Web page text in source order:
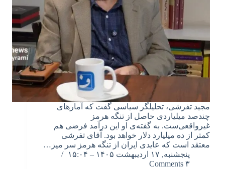
مجید تفرشی، تحلیلگر سیاسی گفت که آمارهای
چندصد میلیاردی حاصل از تنگه هرمز
غیرواقعی‌ست. به گفته‌ی او این درآمد فرضی هم
کمتر از ده میلیارد دلار خواهد بود. آقای تفرشی
معتقد است که عایدی ایران از تنگه هرمز سر میز…
پنجشنبه, ۱۷ اردیبهشت ۱۴۰۵ – ۱۵:۰۴
۳ Comments